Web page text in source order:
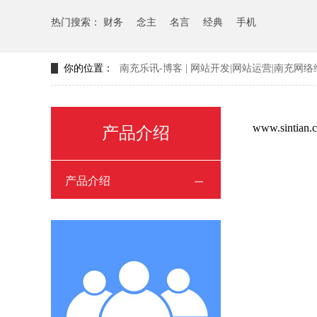
热门搜索： 财务 念主 名言 经典 手机
你的位置： 南充乐讯-博客 | 网站开发|网站运营|南充网络
产品介绍
产品介绍